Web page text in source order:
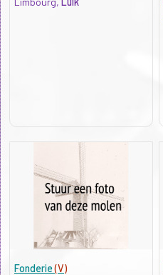
Fonderie(V)